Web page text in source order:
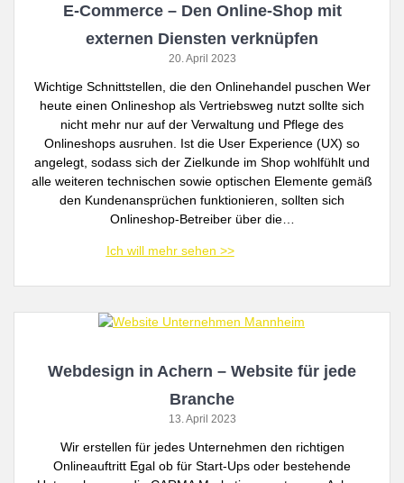
E-Commerce – Den Online-Shop mit
externen Diensten verknüpfen
20. April 2023
Wichtige Schnittstellen, die den Onlinehandel puschen Wer
heute einen Onlineshop als Vertriebsweg nutzt sollte sich
nicht mehr nur auf der Verwaltung und Pflege des
Onlineshops ausruhen. Ist die User Experience (UX) so
angelegt, sodass sich der Zielkunde im Shop wohlfühlt und
alle weiteren technischen sowie optischen Elemente gemäß
den Kundenansprüchen funktionieren, sollten sich
Onlineshop-Betreiber über die…
Webdesign in Achern – Website für jede
Branche
13. April 2023
Wir erstellen für jedes Unternehmen den richtigen
Onlineauftritt Egal ob für Start-Ups oder bestehende